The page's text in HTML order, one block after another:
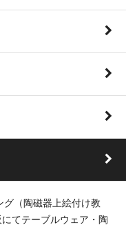
（陶磁器上絵付け教
てテーブルウェア・陶